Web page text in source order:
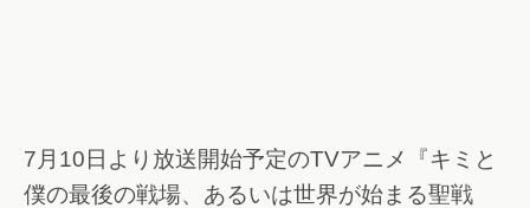
7月10日より放送開始予定のTVアニメ『キミと
僕の最後の戦場、あるいは世界が始まる聖戦